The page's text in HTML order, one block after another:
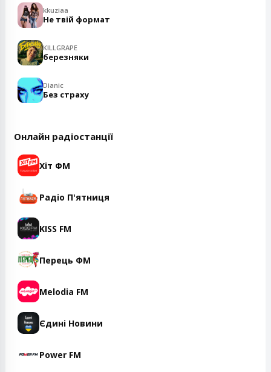
kkuziaa
Не твій формат
KILLGRAPE
березняки
Dianic
Без страху
Онлайн радіостанції
Хіт ФМ
Радіо П'ятниця
KISS FM
Перець ФМ
Melodia FM
Єдині Новини
Power FM